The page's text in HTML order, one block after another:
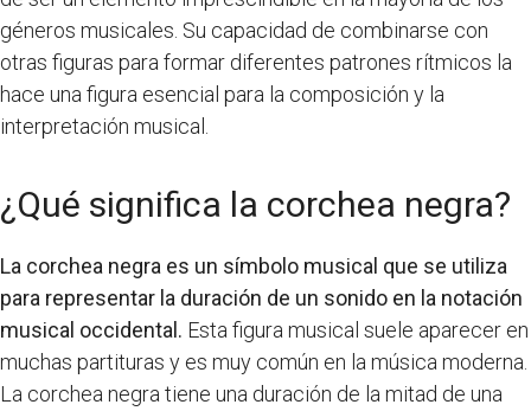
géneros musicales. Su capacidad de combinarse con
otras figuras para formar diferentes patrones rítmicos la
hace una figura esencial para la composición y la
interpretación musical.
¿Qué significa la corchea negra?
La corchea negra es un símbolo musical que se utiliza
para representar la duración de un sonido en la notación
musical occidental. Esta figura musical suele aparecer en
muchas partituras y es muy común en la música moderna.
La corchea negra tiene una duración de la mitad de una